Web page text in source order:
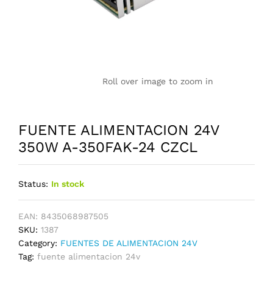
Roll over image to zoom in
FUENTE ALIMENTACION 24V
350W A-350FAK-24 CZCL
Status: In stock
EAN: 8435068987505
SKU: 1387
Category: FUENTES DE ALIMENTACION 24V
Tag: fuente alimentacion 24v